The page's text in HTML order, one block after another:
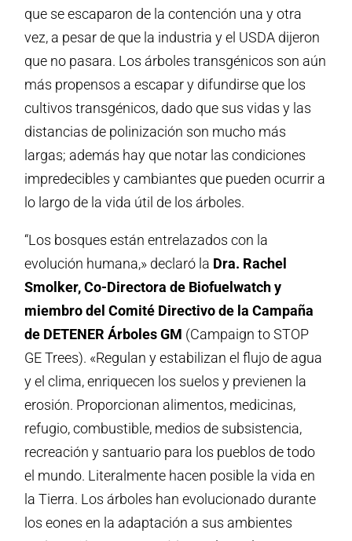
que se escaparon de la contención una y otra
vez, a pesar de que la industria y el USDA dijeron
que no pasara. Los árboles transgénicos son aún
más propensos a escapar y difundirse que los
cultivos transgénicos, dado que sus vidas y las
distancias de polinización son mucho más
largas; además hay que notar las condiciones
impredecibles y cambiantes que pueden ocurrir a
lo largo de la vida útil de los árboles.
“Los bosques están entrelazados con la
evolución humana,» declaró la Dra. Rachel
Smolker, Co-Directora de Biofuelwatch y
miembro del Comité Directivo de la Campaña
de DETENER Árboles GM (Campaign to STOP
GE Trees). «Regulan y estabilizan el flujo de agua
y el clima, enriquecen los suelos y previenen la
erosión. Proporcionan alimentos, medicinas,
refugio, combustible, medios de subsistencia,
recreación y santuario para los pueblos de todo
el mundo. Literalmente hacen posible la vida en
la Tierra. Los árboles han evolucionado durante
los eones en la adaptación a sus ambientes